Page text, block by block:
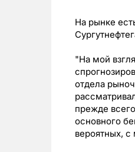
На рынке
"На мой
отдела
прежде
основного
вероятных, с